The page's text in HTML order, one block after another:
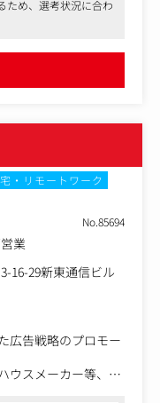
なコミュニケーショ
ンのコンセプト設
ンに参加するシー
ため、選考状況に合わ
長期的キャリアを支
なかで、2020年度以
・リモートワーク
No.85694
業
16-29新東通信ビル
広告戦略のプロモー
ウスメーカー等、住